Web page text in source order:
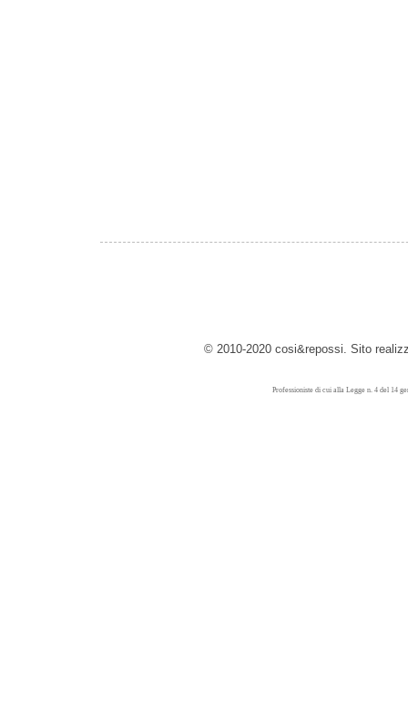
© 2010-2020 cosi&repossi. Sito
Professioniste di cui alla Legge n. 4 del 14